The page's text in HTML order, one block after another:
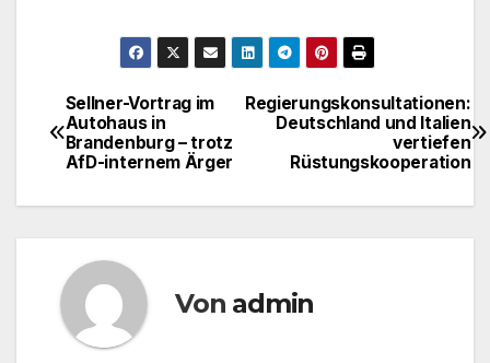
Beitragsnavigation
Regierungskonsultationen:
Deutschland und Italien
vertiefen
Rüstungskooperation
Sellner-Vortrag im
Autohaus in
Brandenburg – trotz
AfD-internem Ärger
Von admin